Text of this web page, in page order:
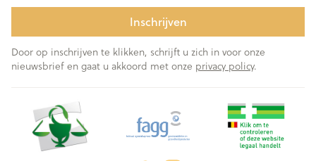
Inschrijven
Door op inschrijven te klikken, schrijft u zich in voor onze
nieuwsbrief en gaat u akkoord met onze privacy policy.